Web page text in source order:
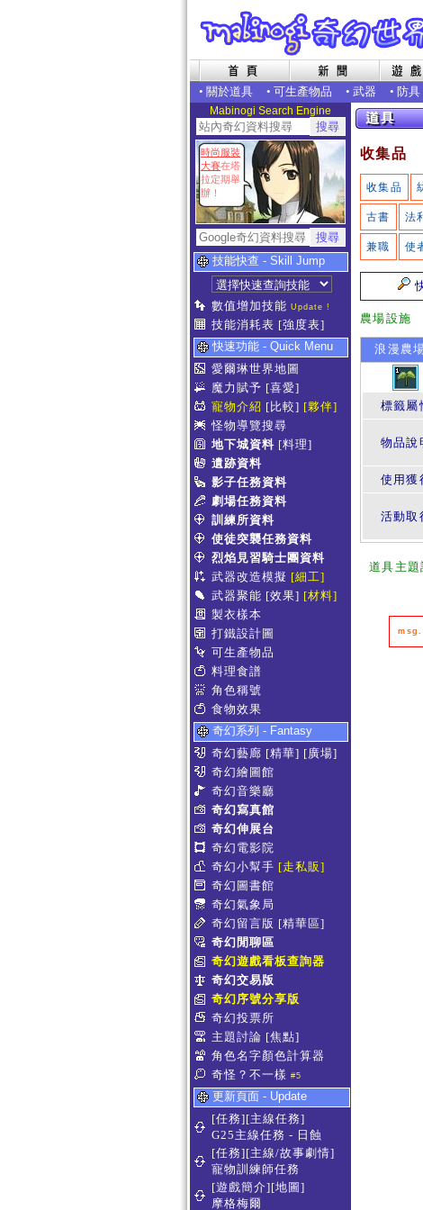
• 關於道具 • 可生產物品 • 武器 • 防具
Mabinogi Search Engine
時尚服裝
大賽在塔
拉定期舉
辦！
技能快查 - Skill Jump
數值增加技能 Update !
技能消耗表 [強度表]
快速功能 - Quick Menu
愛爾琳世界地圖
魔力賦予 [喜愛]
寵物介紹 [比較] [夥伴]
怪物導覽搜尋
地下城資料 [料理]
遺跡資料
影子任務資料
劇場任務資料
訓練所資料
使徒突襲任務資料
烈焰見習騎士團資料
武器改造模擬 [細工]
武器聚能 [效果] [材料]
製衣樣本
打鐵設計圖
可生產物品
料理食譜
角色稱號
食物效果
奇幻系列 - Fantasy
奇幻藝廊 [精華] [廣場]
奇幻繪圖館
奇幻音樂廳
奇幻寫真館
奇幻伸展台
奇幻電影院
奇幻小幫手 [走私販]
奇幻圖書館
奇幻氣象局
奇幻留言版 [精華區]
奇幻閒聊區
奇幻遊戲看板查詢器
奇幻交易版
奇幻序號分享版
奇幻投票所
主題討論 [焦點]
角色名字顏色計算器
奇怪？不一樣 #5
更新頁面 - Update
[任務][主線任務]
G25主線任務 - 日蝕
[任務][主線/故事劇情]
寵物訓練師任務
[遊戲簡介][地圖]
摩格梅爾
收集品
收集品
古書 法
兼職 使
農場設施
浪漫農
標籤屬
物品說
使用獲
活動取
道具主題
msg.